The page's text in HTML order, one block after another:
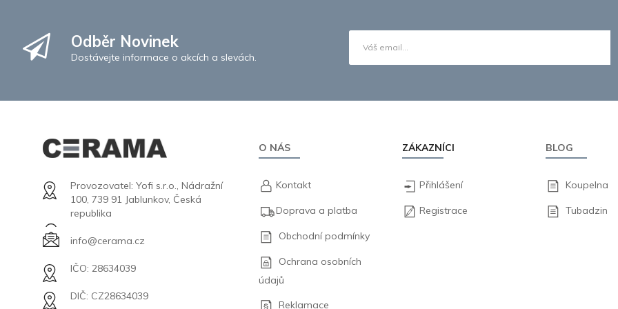
Odběr Novinek
Dostávejte informace o akcích a slevách.
Provozovatel: Yofi s.r.o., Nádražní
100, 739 91 Jablunkov, Česká
republika
info@cerama.cz
IČO: 28634039
DIČ: CZ28634039
O NÁS
Kontakt
Doprava a platba
Obchodní podmínky
Ochrana osobních
údajů
Reklamace
ZÁKAZNÍCI
Přihlášení
Registrace
BLOG
Koupelna
Tubadzin